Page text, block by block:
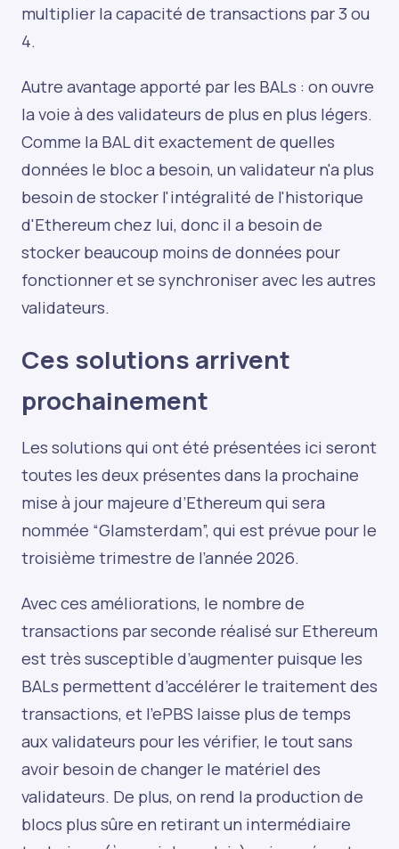
multiplier la capacité de transactions par 3 ou
4.
Autre avantage apporté par les BALs : on ouvre
la voie à des validateurs de plus en plus légers.
Comme la BAL dit exactement de quelles
données le bloc a besoin, un validateur n'a plus
besoin de stocker l'intégralité de l'historique
d'Ethereum chez lui, donc il a besoin de
stocker beaucoup moins de données pour
fonctionner et se synchroniser avec les autres
validateurs.
Ces solutions arrivent
prochainement
Les solutions qui ont été présentées ici seront
toutes les deux présentes dans la prochaine
mise à jour majeure d’Ethereum qui sera
nommée “Glamsterdam”, qui est prévue pour le
troisième trimestre de l’année 2026.
Avec ces améliorations, le nombre de
transactions par seconde réalisé sur Ethereum
est très susceptible d’augmenter puisque les
BALs permettent d’accélérer le traitement des
transactions, et l’ePBS laisse plus de temps
aux validateurs pour les vérifier, le tout sans
avoir besoin de changer le matériel des
validateurs. De plus, on rend la production de
blocs plus sûre en retirant un intermédiaire